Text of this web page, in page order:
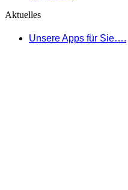
Aktuelles
Unsere Apps für Sie….